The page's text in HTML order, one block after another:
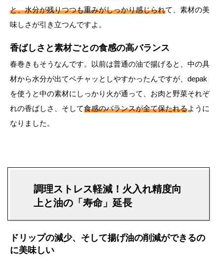
と、水分が残りつつも重みがしっかり感じられて、素材の美
味しさが引き立つんですよ。
香ばしさと素材ごとの食感の高バランス
春巻きもそうなんです。以前は普通の油で揚げると、中の具
材から水分が出てベチャッとしやすかったんですが、depak
を使うと中の素材にしっかり火が通って、お肉と野菜それぞ
れの香ばしさ、そして食感のバランスが全て保たれるように
なりました。
調理ストレス軽減！火入れ精度向
上と油の「寿命」延長
ドリップの減少、そして揚げ油の削減ができるの
に美味しい